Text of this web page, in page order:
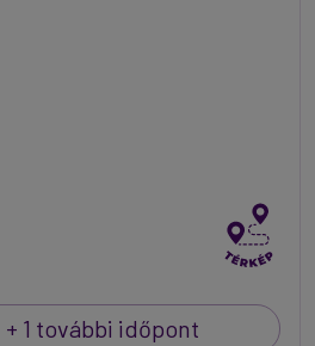
+ 1 további időpont